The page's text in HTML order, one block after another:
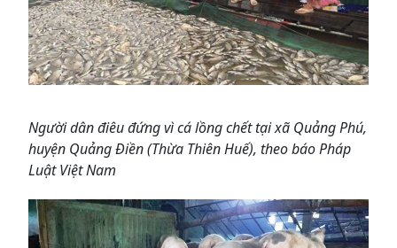
Người dân điêu đứng vì cá lồng chết tại xã Quảng Phú,
huyện Quảng Điền (Thừa Thiên Huế), theo báo Pháp
Luật Việt Nam